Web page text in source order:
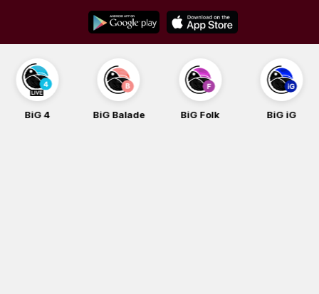
content
BiG 4 BiG Balade BiG Folk BiG iG